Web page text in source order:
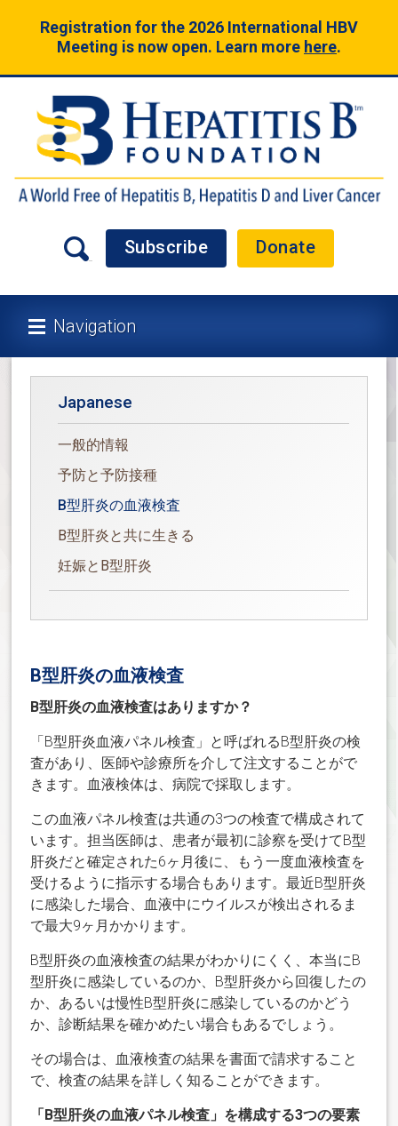
Registration for the 2026 International HBV
Meeting is now open. Learn more here.
Subscribe Donate
Navigation
Japanese
一般的情報
予防と予防接種
B型肝炎の血液検査
B型肝炎と共に生きる
妊娠とB型肝炎
B型肝炎の血液検査
B型肝炎の血液検査はありますか？
「B型肝炎血液パネル検査」と呼ばれるB型肝炎の検
査があり、医師や診療所を介して注文することがで
きます。血液検体は、病院で採取します。
この血液パネル検査は共通の3つの検査で構成されて
います。担当医師は、患者が最初に診察を受けてB型
肝炎だと確定された6ヶ月後に、もう一度血液検査を
受けるように指示する場合もあります。最近B型肝炎
に感染した場合、血液中にウイルスが検出されるま
で最大9ヶ月かかります。
B型肝炎の血液検査の結果がわかりにくく、本当にB
型肝炎に感染しているのか、B型肝炎から回復したの
か、あるいは慢性B型肝炎に感染しているのかどう
か、診断結果を確かめたい場合もあるでしょう。
その場合は、血液検査の結果を書面で請求すること
で、検査の結果を詳しく知ることができます。
「B型肝炎の血液パネル検査」を構成する3つの要素